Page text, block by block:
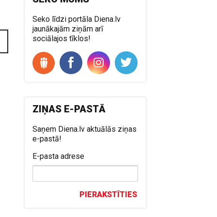
Seko līdzi portāla Diena.lv
jaunākajām ziņām arī
sociālajos tīklos!
ZIŅAS E-PASTĀ
Saņem Diena.lv aktuālās ziņas
e-pastā!
E-pasta adrese
PIERAKSTĪTIES